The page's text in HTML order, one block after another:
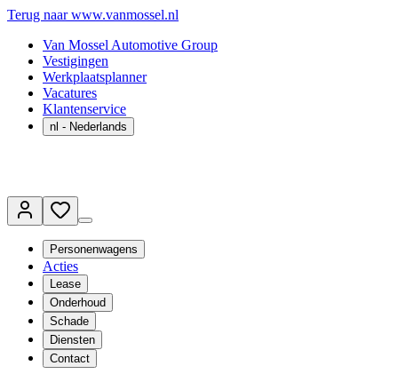
Terug naar www.vanmossel.nl
Van Mossel Automotive Group
Vestigingen
Werkplaatsplanner
Vacatures
Klantenservice
nl - Nederlands
Personenwagens
Acties
Lease
Onderhoud
Schade
Diensten
Contact